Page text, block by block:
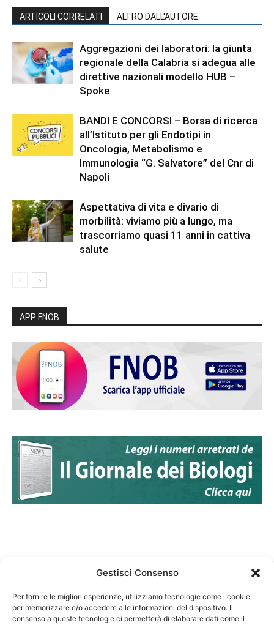
Gestisci Consenso
Per fornire le migliori esperienze, utilizziamo tecnologie come i cookie
per memorizzare e/o accedere alle informazioni del dispositivo. Il
consenso a queste tecnologie ci permetterà di elaborare dati come il
ARTICOLI CORRELATI ALTRO DALL'AUTORE
Aggregazioni dei laboratori: la giunta
regionale della Calabria si adegua alle
direttive nazionali modello HUB –
Spoke
BANDI E CONCORSI – Borsa di ricerca
all’Istituto per gli Endotipi in
Oncologia, Metabolismo e
Immunologia “G. Salvatore” del Cnr di
Napoli
Aspettativa di vita e divario di
morbilità: viviamo più a lungo, ma
trascorriamo quasi 11 anni in cattiva
salute
APP FNOB
Federazione Nazionale Degli Ordini dei Biologi: